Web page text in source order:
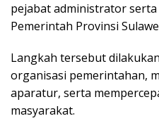
pejabat administrator
Pemerintah Provinsi
Langkah tersebut
organisasi pemerintahan,
aparatur, serta
masyarakat.